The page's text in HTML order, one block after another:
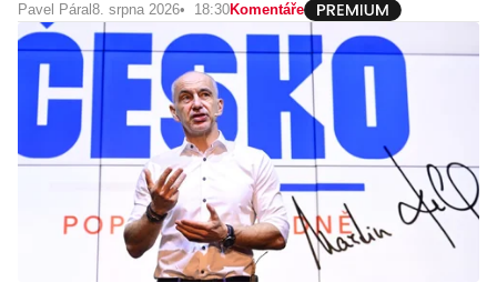
Pavel Páral 8. srpna 2026 18:30Komentáře